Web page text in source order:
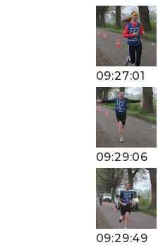
09:27:01
09:29:06
09:29:49